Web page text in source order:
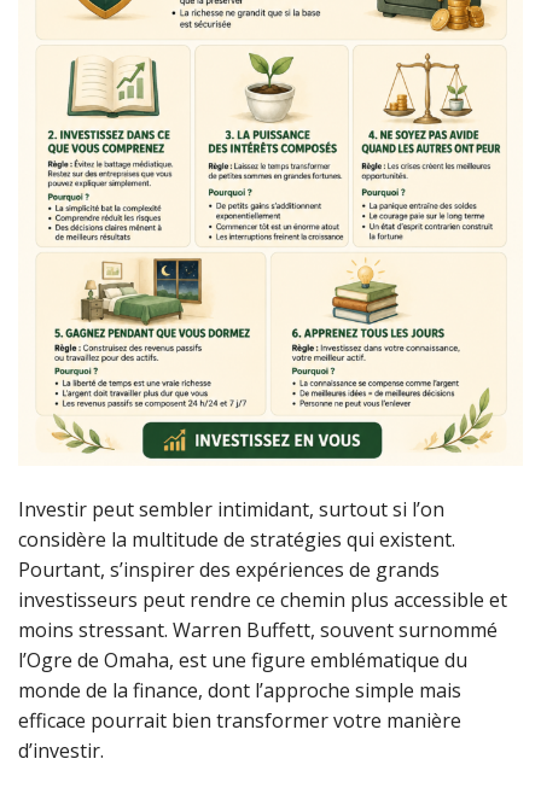
Investir peut sembler intimidant, surtout si l’on
considère la multitude de stratégies qui existent.
Pourtant, s’inspirer des expériences de grands
investisseurs peut rendre ce chemin plus accessible et
moins stressant. Warren Buffett, souvent surnommé
l’Ogre de Omaha, est une figure emblématique du
monde de la finance, dont l’approche simple mais
efficace pourrait bien transformer votre manière
d’investir.